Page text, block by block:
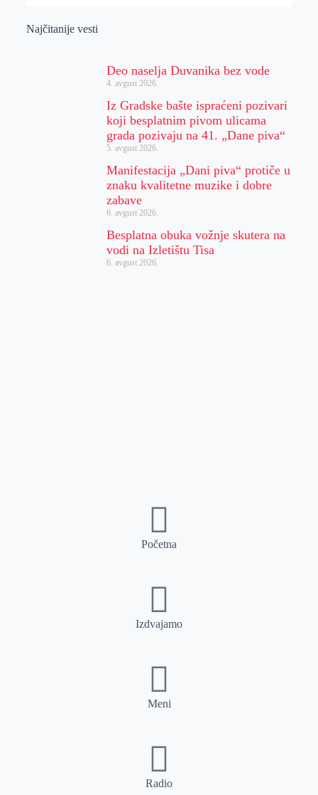
Najčitanije vesti
Deo naselja Duvanika bez vode
4. avgust 2026.
Iz Gradske bašte ispraćeni pozivari
koji besplatnim pivom ulicama
grada pozivaju na 41. „Dane piva“
5. avgust 2026.
Manifestacija „Dani piva“ protiče u
znaku kvalitetne muzike i dobre
zabave
6. avgust 2026.
Besplatna obuka vožnje skutera na
vodi na Izletištu Tisa
6. avgust 2026.
Početna
Izdvajamo
Meni
Radio